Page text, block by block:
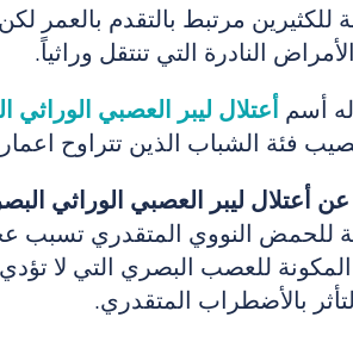
للكثيرين مرتبط بالتقدم
النادرة التي تنتقل وراثياً.
أسم أعتلال ليبر العصبي الوراثي
فئة الشباب الذين تتراوح اعمارهم بين 27
عن أعتلال ليبر العصبي الوراثي
للحمض النووي المتقدري تسبب
المكونة للعصب البصري التي لا
بالأضطراب المتقدري.